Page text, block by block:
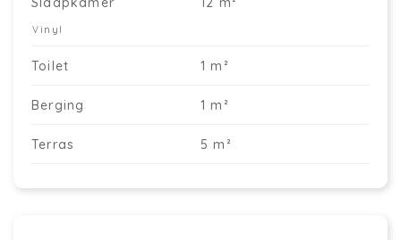
Vinyl
Toilet 1 m²
Berging 1 m²
Terras 5 m²